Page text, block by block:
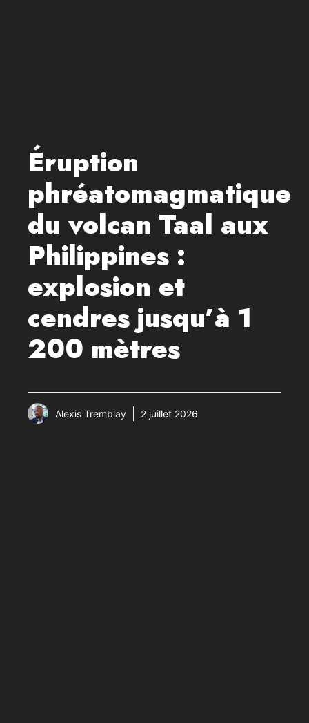
Éruption
phréatomagmatique
du volcan Taal aux
Philippines :
explosion et
cendres jusqu’à 1
200 mètres
Alexis Tremblay 2 juillet 2026